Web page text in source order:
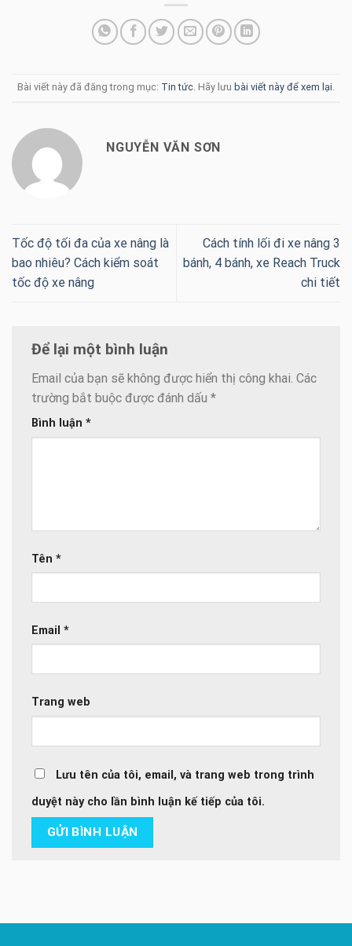
Bài viết này đã đăng trong mục: Tin tức. Hãy lưu bài viết này để xem lại.
NGUYỄN VĂN SƠN
Tốc độ tối đa của xe nâng là
bao nhiêu? Cách kiểm soát
tốc độ xe nâng
Cách tính lối đi xe nâng 3
bánh, 4 bánh, xe Reach Truck
chi tiết
Để lại một bình luận
Email của bạn sẽ không được hiển thị công khai. Các
trường bắt buộc được đánh dấu *
Bình luận *
Tên *
Email *
Trang web
Lưu tên của tôi, email, và trang web trong trình
duyệt này cho lần bình luận kế tiếp của tôi.